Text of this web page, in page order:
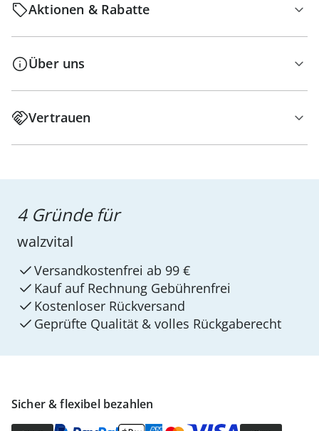
Aktionen & Rabatte
Über uns
Vertrauen
Sicher & flexibel bezahlen
4 Gründe für
walzvital
Versandkostenfrei ab 99 €
Kauf auf Rechnung Gebührenfrei
Kostenloser Rückversand
Geprüfte Qualität & volles Rückgaberecht